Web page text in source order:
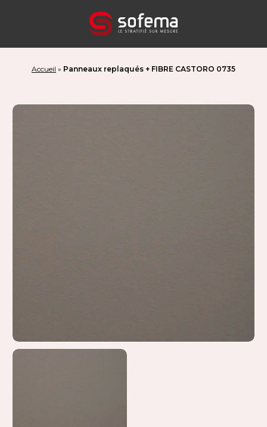
Accueil » Panneaux replaqués + FIBRE CASTORO 0735